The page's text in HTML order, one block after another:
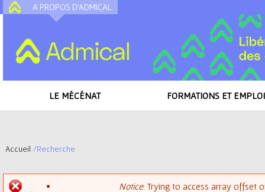
A PROPOS D'ADMICAL
LE MÉCÉNAT FORMATIONS ET
Accueil /Recherche
Notice: Trying to access array offset